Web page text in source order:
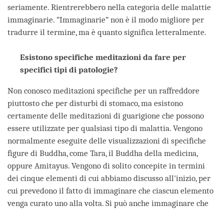
seriamente. Rientrerebbero nella categoria delle malattie
immaginarie. “Immaginarie” non è il modo migliore per
tradurre il termine, ma è quanto significa letteralmente.
Esistono specifiche meditazioni da fare per
specifici tipi di patologie?
Non conosco meditazioni specifiche per un raffreddore
piuttosto che per disturbi di stomaco, ma esistono
certamente delle meditazioni di guarigione che possono
essere utilizzate per qualsiasi tipo di malattia. Vengono
normalmente eseguite delle visualizzazioni di specifiche
figure di Buddha, come Tara, il Buddha della medicina,
oppure Amitayus. Vengono di solito concepite in termini
dei cinque elementi di cui abbiamo discusso all'inizio, per
cui prevedono il fatto di immaginare che ciascun elemento
venga curato uno alla volta. Si può anche immaginare che